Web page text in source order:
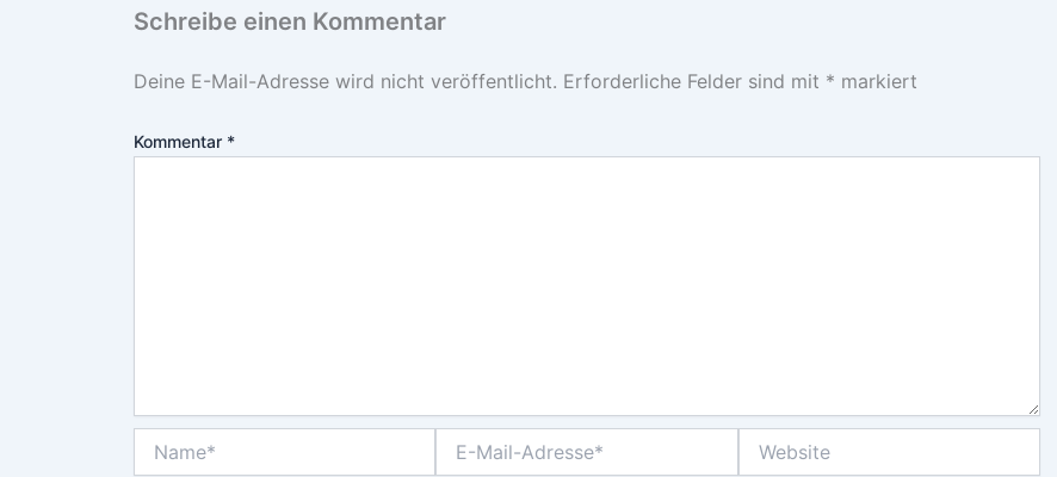
Schreibe einen Kommentar
Deine E-Mail-Adresse wird nicht veröffentlicht. Erforderliche Felder sind mit * markiert
Kommentar *
Mail-